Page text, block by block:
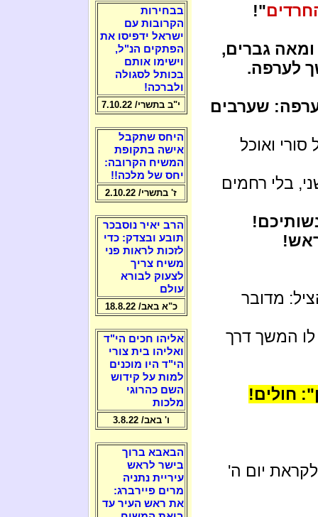
"!
ומאה גברים,
לערפה.
ערפה: שערבים
ואוכל
בלי רחמים
מדובר
המשך דרך
חולים!
יום ה'
בבחירות
הקרובות עם
ישראל ידפיסו את
הפתקים הנ"ל,
וישימו אותם
בכותל לסגולה
ולברכה!
י"ב בתשרי/ 7.10.22
היחס שתקבל
אישה בתקופת
המשיח הקרובה:
יחס של מלכה!!
ז' בתשרי/ 2.10.22
הרב יאיר נוסבכר
תובע ובצדק: כדי
לזכות לראות פני
משיח צריך
לצעוק לבורא
עולם
כ"א באב/ 18.8.22
אליהו חכים הי"ד
ואליהו בית צורי
הי"ד היו מוכנים
למות על קידוש
השם כהרוגי
מלכות
ו' באב/ 3.8.22
הבאבא ברוך
בישר לראש
עיריית נתניה
מרים פיירברג:
את ראש העיר עד